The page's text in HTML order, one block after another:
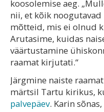
koosolemise aeg.
nii, et kõik noogutavad
mõtteid, mis ei olnud
Arutasime, kuidas
väärtustamine
raamat kirjutati.“
Järgmine naiste
märtsil Tartu kirikus,
palvepäev. Karin